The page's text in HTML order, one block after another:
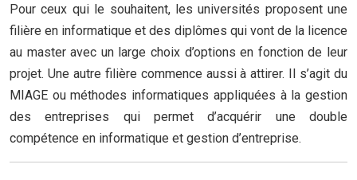
Pour ceux qui le souhaitent, les universités proposent une
filière en informatique et des diplômes qui vont de la licence
au master avec un large choix d’options en fonction de leur
projet. Une autre filière commence aussi à attirer. Il s’agit du
MIAGE ou méthodes informatiques appliquées à la gestion
des entreprises qui permet d’acquérir une double
compétence en informatique et gestion d’entreprise.